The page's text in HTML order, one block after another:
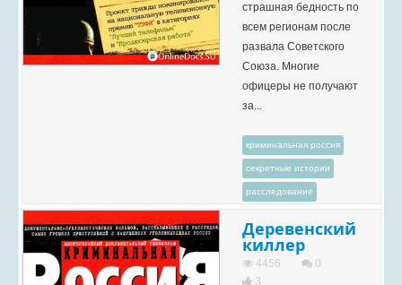
страшная бедность по
всем регионам после
развала Советского
Союза. Многие
офицеры не получают
за...
криминальная россия
секретные истории
расследование
Деревенский
киллер
4456
0
3